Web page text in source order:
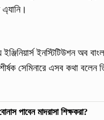
এ্যানি।
ইনস্টিটিউশন অব
সেমিনারে এসব কথা বলেন
পাবেন মাদরাসা শিক্ষকরা?